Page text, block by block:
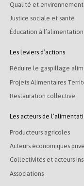
Qualité et environnement
Justice sociale et santé
Éducation à l’alimentation
Les leviers d’actions
Réduire le gaspillage
Projets Alimentaires
Restauration collective
Les acteurs de
Producteurs agricoles
Acteurs économiques
Collectivités et acteurs
Associations